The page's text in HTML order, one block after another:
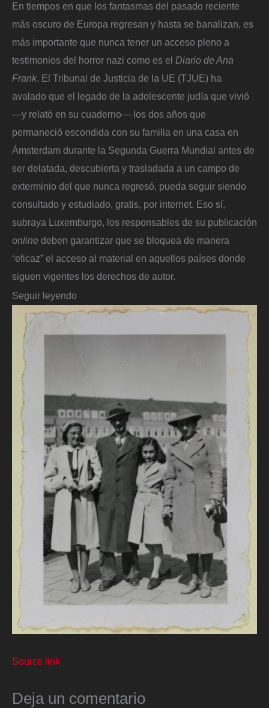
En tiempos en que los fantasmas del pasado reciente
más oscuro de Europa regresan y hasta se banalizan, es
más importante que nunca tener un acceso pleno a
testimonios del horror nazi como es el Diario de Ana
Frank. El Tribunal de Justicia de la UE (TJUE) ha
avalado que el legado de la adolescente judía que vivió
—y relató en su cuaderno— los dos años que
permaneció escondida con su familia en una casa en
Ámsterdam durante la Segunda Guerra Mundial antes de
ser delatada, descubierta y trasladada a un campo de
exterminio del que nunca regresó, pueda seguir siendo
consultado y estudiado, gratis, por internet. Eso sí,
subraya Luxemburgo, los responsables de su publicación
online deben garantizar que se bloquea de manera
“eficaz” el acceso al material en aquellos países donde
siguen vigentes los derechos de autor.
Seguir leyendo
Source link
Deja un comentario